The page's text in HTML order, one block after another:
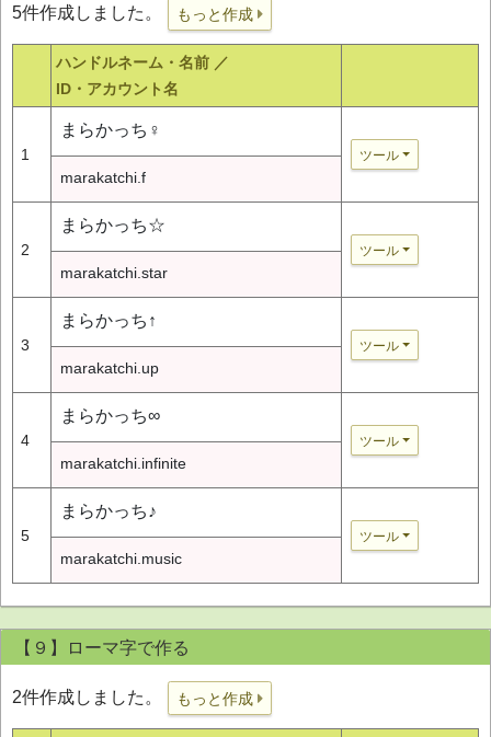
5件作成しました。 もっと作成
ハンドルネーム・名前 ／
ID・アカウント名
1
まらかっち♀
ツール
marakatchi.f
2
まらかっち☆
ツール
marakatchi.star
3
まらかっち↑
ツール
marakatchi.up
4
まらかっち∞
ツール
marakatchi.infinite
5
まらかっち♪
ツール
marakatchi.music
【９】ローマ字で作る
2件作成しました。 もっと作成